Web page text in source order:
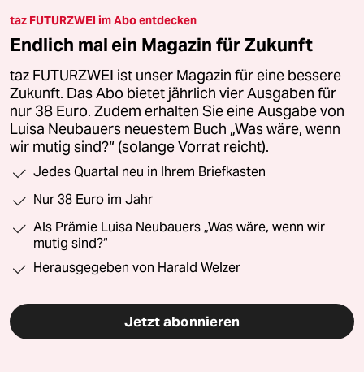
taz FUTURZWEI im Abo entdecken
Endlich mal ein Magazin für Zukunft
taz FUTURZWEI ist unser Magazin für eine bessere
Zukunft. Das Abo bietet jährlich vier Ausgaben für
nur 38 Euro. Zudem erhalten Sie eine Ausgabe von
Luisa Neubauers neuestem Buch „Was wäre, wenn
wir mutig sind?“ (solange Vorrat reicht).
Jedes Quartal neu in Ihrem Briefkasten
Nur 38 Euro im Jahr
Als Prämie Luisa Neubauers „Was wäre, wenn wir
mutig sind?“
Herausgegeben von Harald Welzer
Jetzt abonnieren